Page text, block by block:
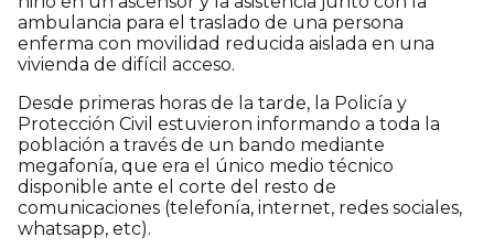
ambulancia para el traslado de una persona
enferma con movilidad reducida aislada en una
vivienda de difícil acceso.
Desde primeras horas de la tarde, la Policía y
Protección Civil estuvieron informando a toda la
población a través de un bando mediante
megafonía, que era el único medio técnico
disponible ante el corte del resto de
comunicaciones (telefonía, internet, redes sociales,
whatsapp, etc).